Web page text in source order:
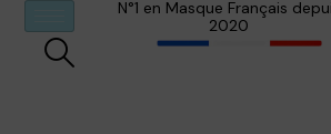
N°1 en Masque Français
2020